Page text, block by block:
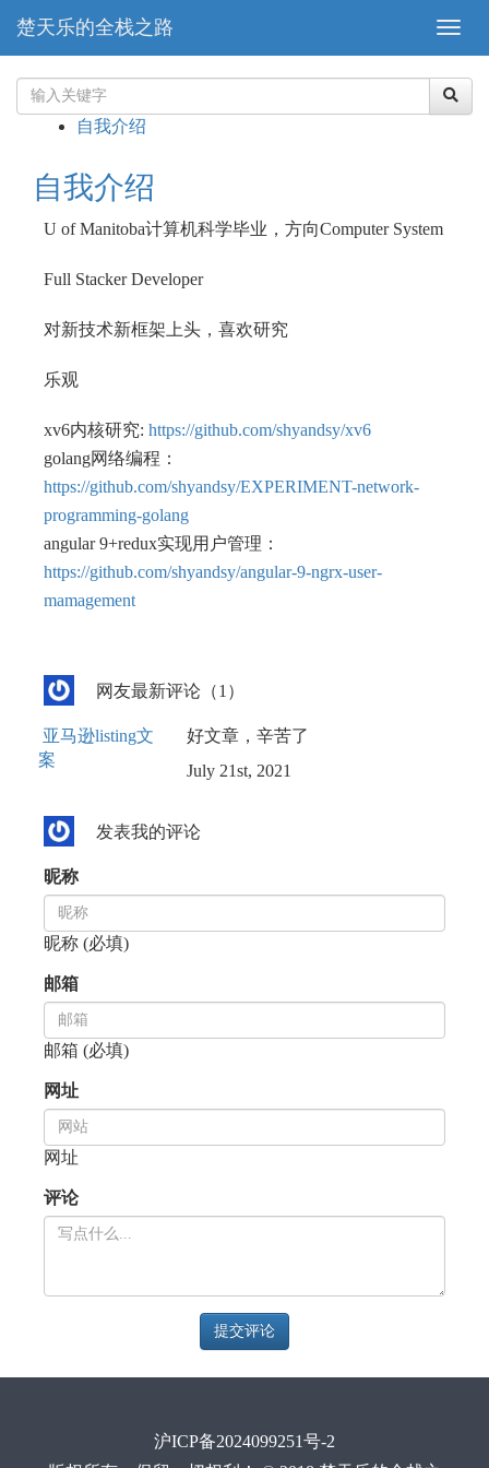
楚天乐的全栈之路
自我介绍
自我介绍
U of Manitoba计算机科学毕业，方向Computer System
Full Stacker Developer
对新技术新框架上头，喜欢研究
乐观
xv6内核研究: https://github.com/shyandsy/xv6
golang网络编程：
https://github.com/shyandsy/EXPERIMENT-network-
programming-golang
angular 9+redux实现用户管理：
https://github.com/shyandsy/angular-9-ngrx-user-
mamagement
网友最新评论（1）
亚马逊listing文
案
好文章，辛苦了
July 21st, 2021
发表我的评论
昵称
昵称 (必填)
邮箱
邮箱 (必填)
网址
网址
评论
提交评论
沪ICP备2024099251号-2